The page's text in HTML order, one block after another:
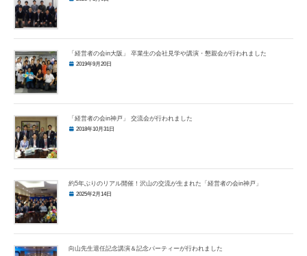
「経営者の会in大阪」 卒業生の会社見学や講演・懇親会が行われました
2019年9月20日
「経営者の会in神戸」 交流会が行われました
2018年10月31日
約5年ぶりのリアル開催！沢山の交流が生まれた「経営者の会in神戸」
2025年2月14日
向山先生退任記念講演＆記念パーティーが行われました